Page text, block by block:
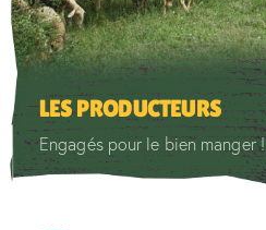
LES PRODUCTEURS
Engagés pour le bien manger !